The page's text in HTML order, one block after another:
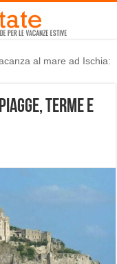
al mare ad Ischia:
terme e